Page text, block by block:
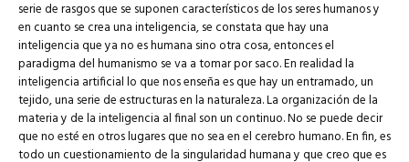
serie de rasgos que se suponen característicos de los seres humanos y
en cuanto se crea una inteligencia, se constata que hay una
inteligencia que ya no es humana sino otra cosa, entonces el
paradigma del humanismo se va a tomar por saco. En realidad la
inteligencia artificial lo que nos enseña es que hay un entramado, un
tejido, una serie de estructuras en la naturaleza. La organización de la
materia y de la inteligencia al final son un continuo. No se puede decir
que no esté en otros lugares que no sea en el cerebro humano. En fin, es
todo un cuestionamiento de la singularidad humana y que creo que es